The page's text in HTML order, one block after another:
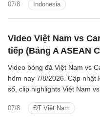
07/8 Indonesia
huống trên sân.
Video Việt Nam vs
tiếp (Bảng A ASEAN
07/8 ĐT Việt Nam
Video bóng đá Việt Nam vs
hôm nay 7/8/2026. Cập nhật
số, clip highlights Việt Nam vs
huống trên sân.